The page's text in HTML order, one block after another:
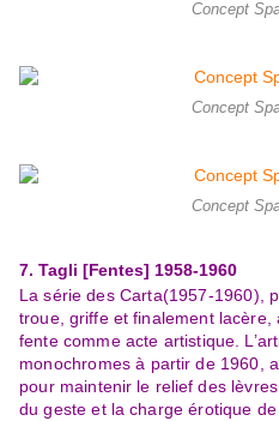
Concept
Concept
Concept
7. Tagli [Fentes] 1958-1960
La série des Carta(1957-1960),
troue, griffe et finalement
fentecomme acte artistique.
monochromes à partir de 1960,
pourmaintenir le relief des
du geste et la charge érotique